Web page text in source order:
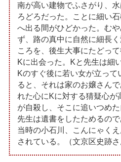
南が高い建物でふさがり、
ろどろだった。ことに細い
へ出る間がひどかった。む
ず、路の真中に自然に細長
ころを、後生大事にたどっ
Kに出会った。Kと先生は細
Kのすぐ後に若い女が立って
ると、それは家のお嬢さん
れた心にKに対する猜疑心が
が自殺し、そこに追いつめ
先生は遺書をしたためるので
当時の小石川、こんにゃく
されている。（文京区史跡